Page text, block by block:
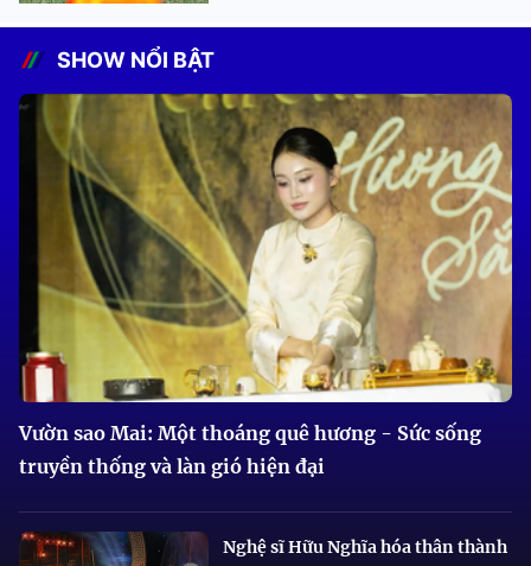
SHOW NỔI BẬT
Vườn sao Mai: Một thoáng quê hương - Sức sống
truyền thống và làn gió hiện đại
Nghệ sĩ Hữu Nghĩa hóa thân thành